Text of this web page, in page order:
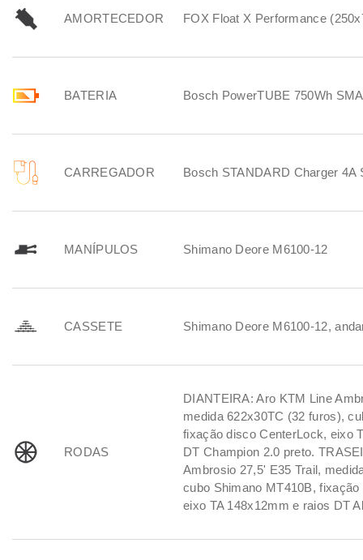
AMORTECEDOR FOX Float X Performance
BATERIA Bosch PowerTUBE 750Wh
CARREGADOR Bosch STANDARD Charger 4A
MANÍPULOS Shimano Deore M6100-12
CASSETE Shimano Deore M6100-12,
RODAS
DIANTEIRA: Aro KTM Line
medida 622x30TC (32 furos),
fixação disco CenterLock, eixo
DT Champion 2.0 preto.
Ambrosio 27,5' E35 Trail,
cubo Shimano MT410B,
eixo TA 148x12mm e raios DT